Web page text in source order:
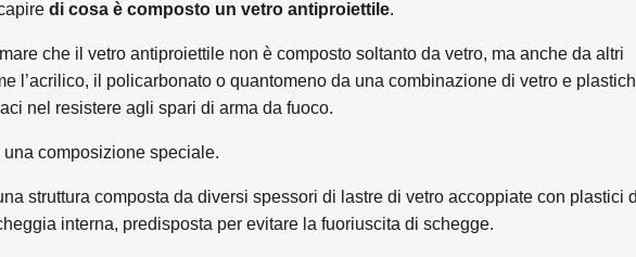
di cosa è composto un vetro antiproiettile.
che il vetro antiproiettile non è composto soltanto da vetro, ma anche da altri
l’acrilico, il policarbonato o quantomeno da una combinazione di vetro e
nel resistere agli spari di arma da fuoco.
una composizione speciale.
struttura composta da diversi spessori di lastre di vetro accoppiate con plastici
interna, predisposta per evitare la fuoriuscita di schegge.